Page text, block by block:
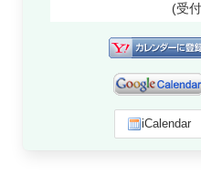
(受
iCalendar